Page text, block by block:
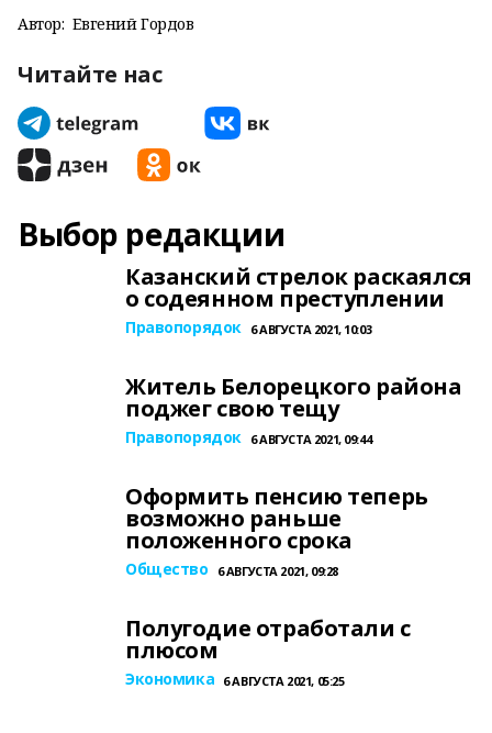
Автор: Евгений Гордов
Читайте нас
Выбор редакции
Казанский стрелок раскаялся
о содеянном преступлении
Правопорядок 6 АВГУСТА 2021, 10:03
Житель Белорецкого района
поджег свою тещу
Правопорядок 6 АВГУСТА 2021, 09:44
Оформить пенсию теперь
возможно раньше
положенного срока
Общество 6 АВГУСТА 2021, 09:28
Полугодие отработали с
плюсом
Экономика 6 АВГУСТА 2021, 05:25